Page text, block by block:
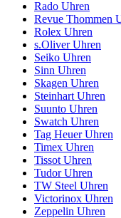
Rado Uhren
Revue Thommen
Rolex Uhren
s.Oliver Uhren
Seiko Uhren
Sinn Uhren
Skagen Uhren
Steinhart Uhren
Suunto Uhren
Swatch Uhren
Tag Heuer Uhren
Timex Uhren
Tissot Uhren
Tudor Uhren
TW Steel Uhren
Victorinox Uhren
Zeppelin Uhren